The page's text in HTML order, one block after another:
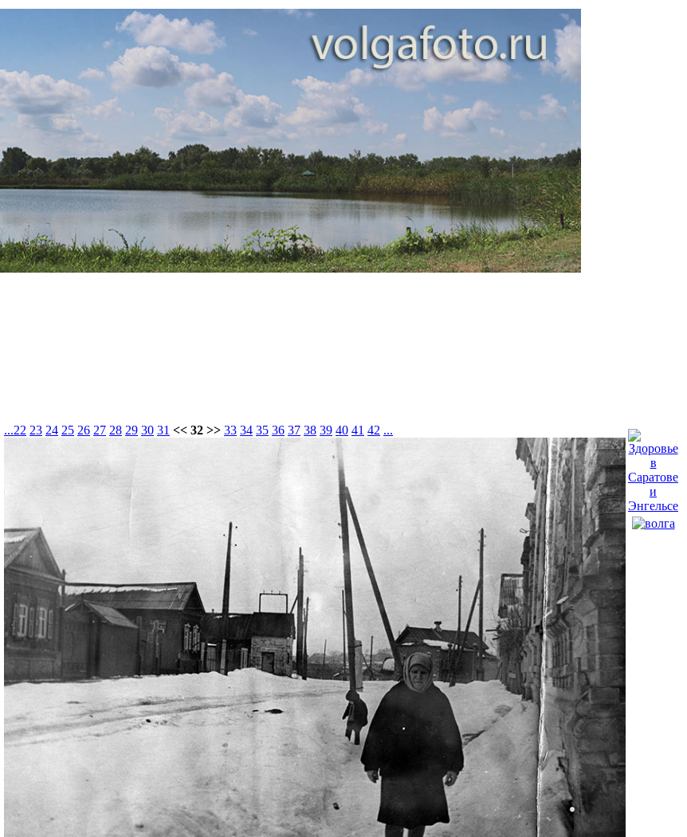
...22 23 24 25 26 27 28 29 30 31 << 32 >> 33 34 35 36 37 38 39 40 41 42 ...